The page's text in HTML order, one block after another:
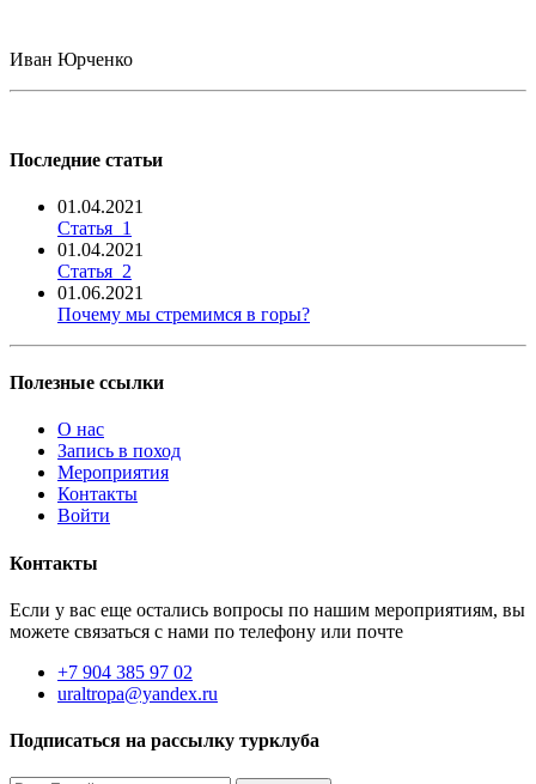
Иван Юрченко
Последние статьи
01.04.2021
Статья_1
01.04.2021
Статья_2
01.06.2021
Почему мы стремимся в горы?
Полезные ссылки
О нас
Запись в поход
Мероприятия
Контакты
Войти
Контакты
Если у вас еще остались вопросы по нашим мероприятиям, вы
можете связаться с нами по телефону или почте
+7 904 385 97 02
uraltropa@yandex.ru
Подписаться на рассылку турклуба